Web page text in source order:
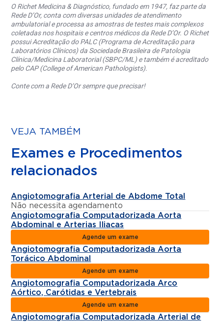
O Richet Medicina & Diagnóstico, fundado em 1947, faz parte da
Rede D’Or, conta com diversas unidades de atendimento
ambulatorial e processa as amostras de testes mais complexos
coletadas nos hospitais e centros médicos da Rede D’Or. O Richet
possui Acreditação do PALC (Programa de Acreditação para
Laboratórios Clínicos) da Sociedade Brasileira de Patologia
Clínica/Medicina Laboratorial (SBPC/ML) e também é acreditado
pelo CAP (College of American Pathologists).
Conte com a Rede D’Or sempre que precisar!
VEJA TAMBÉM
Exames e Procedimentos
relacionados
Angiotomografia Arterial de Abdome Total
Não necessita agendamento
Angiotomografia Computadorizada Aorta
Abdominal e Arterias Iliacas
Agende um exame
Angiotomografia Computadorizada Aorta
Torácico Abdominal
Agende um exame
Angiotomografia Computadorizada Arco
Aórtico, Carótidas e Vertebrais
Agende um exame
Angiotomografia Computadorizada Arterial de